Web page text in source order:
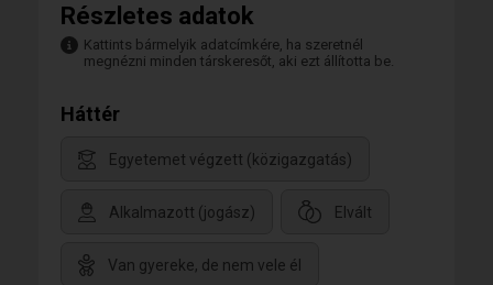
Részletes adatok
Kattints bármelyik adatcímkére, ha szeretnél
megnézni minden társkeresőt, aki ezt állította be.
Háttér
Egyetemet végzett (közigazgatás)
Alkalmazott (jogász) Elvált
Van gyereke, de nem vele él